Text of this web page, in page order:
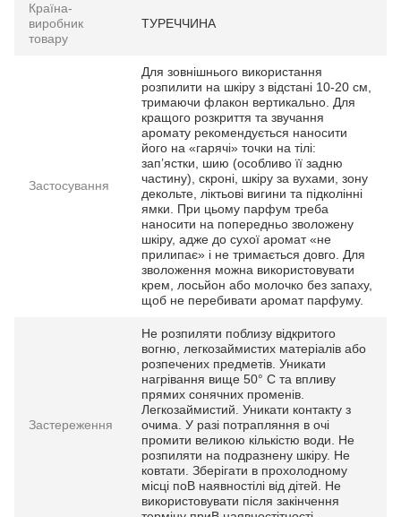
Країна-
виробник
товару
ТУРЕЧЧИНА
Застосування
Для зовнішнього використання
розпилити на шкіру з відстані 10-20 см,
тримаючи флакон вертикально. Для
кращого розкриття та звучання
аромату рекомендується наносити
його на «гарячі» точки на тілі:
зап’ястки, шию (особливо її задню
частину), скроні, шкіру за вухами, зону
декольте, ліктьові вигини та підколінні
ямки. При цьому парфум треба
наносити на попередньо зволожену
шкіру, адже до сухої аромат «не
прилипає» і не тримається довго. Для
зволоження можна використовувати
крем, лосьйон або молочко без запаху,
щоб не перебивати аромат парфуму.
Застереження
Не розпиляти поблизу відкритого
вогню, легкозаймистих матеріалів або
розпечених предметів. Уникати
нагрівання вище 50° С та впливу
прямих сонячних променів.
Легкозаймистий. Уникати контакту з
очима. У разі потрапляння в очі
промити великою кількістю води. Не
розпиляти на подразнену шкіру. Не
ковтати. Зберігати в прохолодному
місці поВ наявностілі від дітей. Не
використовувати після закінчення